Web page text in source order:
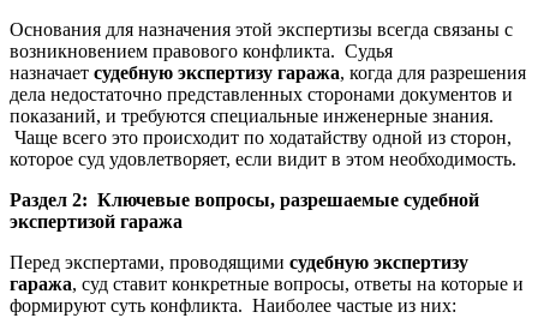
Основания для назначения этой экспертизы всегда связаны с
возникновением правового конфликта. Судья
назначает судебную экспертизу гаража, когда для разрешения
дела недостаточно представленных сторонами документов и
показаний, и требуются специальные инженерные знания.
Чаще всего это происходит по ходатайству одной из сторон,
которое суд удовлетворяет, если видит в этом необходимость.
Раздел 2: Ключевые вопросы, разрешаемые судебной
экспертизой гаража
Перед экспертами, проводящими судебную экспертизу
гаража, суд ставит конкретные вопросы, ответы на которые и
формируют суть конфликта. Наиболее частые из них: